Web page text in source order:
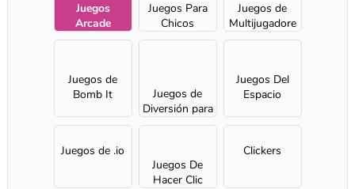
Juegos
Arcade
Juegos Para
Chicos
Juegos de
Multijugadore
s
Juegos de
Bomb It
Juegos de
Diversión para
chicas
Juegos Del
Espacio
Juegos de .io
Juegos De
Hacer Clic
Clickers